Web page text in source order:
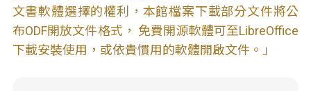
文書軟體選擇的權利，本館檔案下載部分文件將公
布ODF開放文件格式， 免費開源軟體可至LibreOffice
下載安裝使用，或依貴慣用的軟體開啟文件。」